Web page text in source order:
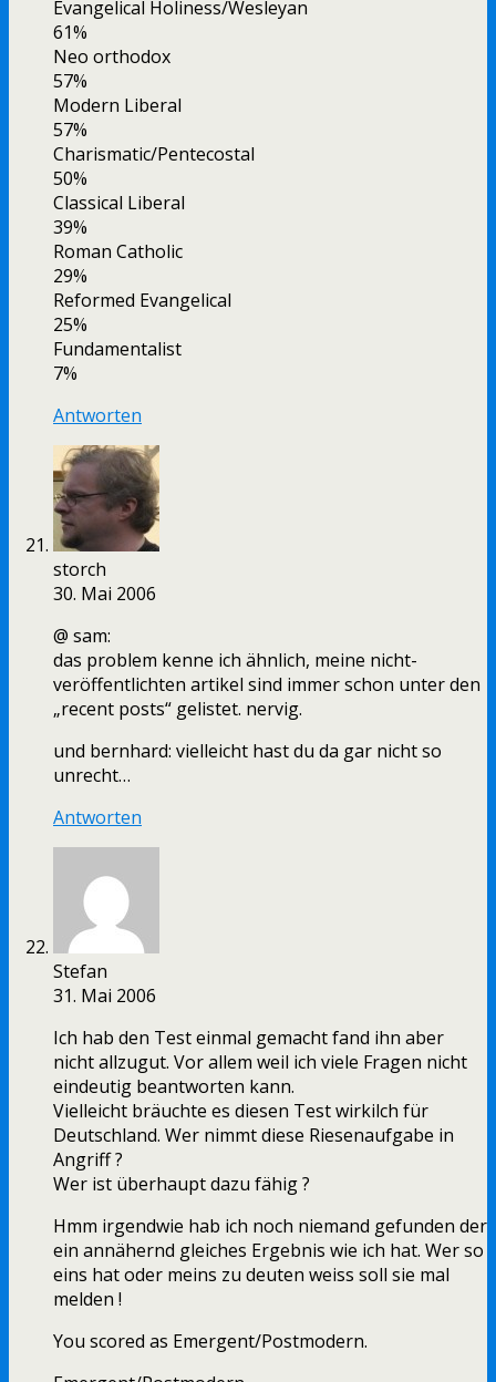
Evangelical Holiness/Wesleyan
61%
Neo orthodox
57%
Modern Liberal
57%
Charismatic/Pentecostal
50%
Classical Liberal
39%
Roman Catholic
29%
Reformed Evangelical
25%
Fundamentalist
7%
Antworten
storch
30. Mai 2006
@ sam:
das problem kenne ich ähnlich, meine nicht-
veröffentlichten artikel sind immer schon unter den
„recent posts“ gelistet. nervig.
und bernhard: vielleicht hast du da gar nicht so
unrecht…
Antworten
Stefan
31. Mai 2006
Ich hab den Test einmal gemacht fand ihn aber
nicht allzugut. Vor allem weil ich viele Fragen nicht
eindeutig beantworten kann.
Vielleicht bräuchte es diesen Test wirkilch für
Deutschland. Wer nimmt diese Riesenaufgabe in
Angriff ?
Wer ist überhaupt dazu fähig ?
Hmm irgendwie hab ich noch niemand gefunden der
ein annähernd gleiches Ergebnis wie ich hat. Wer so
eins hat oder meins zu deuten weiss soll sie mal
melden !
You scored as Emergent/Postmodern.